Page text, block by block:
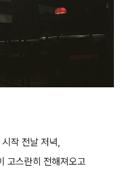
작 전날 저녁,
고스란히 전해져오고